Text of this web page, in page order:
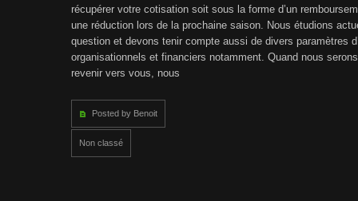
récupérer votre cotisation soit sous la forme d’un
une réduction lors de la prochaine saison. Nous étudions
question et devons tenir compte aussi de divers paramètres
organisationnels et financiers notamment. Quand nous
revenir vers vous, nous
Posted by Benoit
Non classé